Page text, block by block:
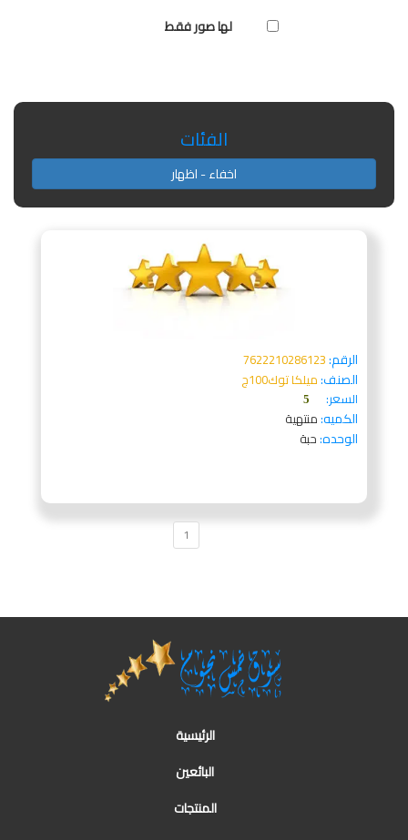
لها صور فقط
الفئات
اخفاء - اظهار
الرقم:7622210286123
الصنف:ميلكا توك100ج
السعر:
5
الكميه:منتهية
الوحده:حبة
1
الرئيسية
البائعين
المنتجات